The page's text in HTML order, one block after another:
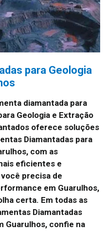
para Geologia
diamantada para
Geologia e Extração
oferece soluções
Diamantadas para
com as
eficientes e
precisa de
em Guarulhos,
certa. Em todas as
Diamantadas
Guarulhos, confie na